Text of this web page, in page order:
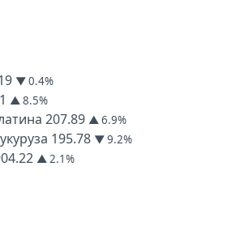
▼ 0.4%
▲ 8.5%
207.89 ▲ 6.9%
195.78 ▼ 9.2%
▲ 2.1%